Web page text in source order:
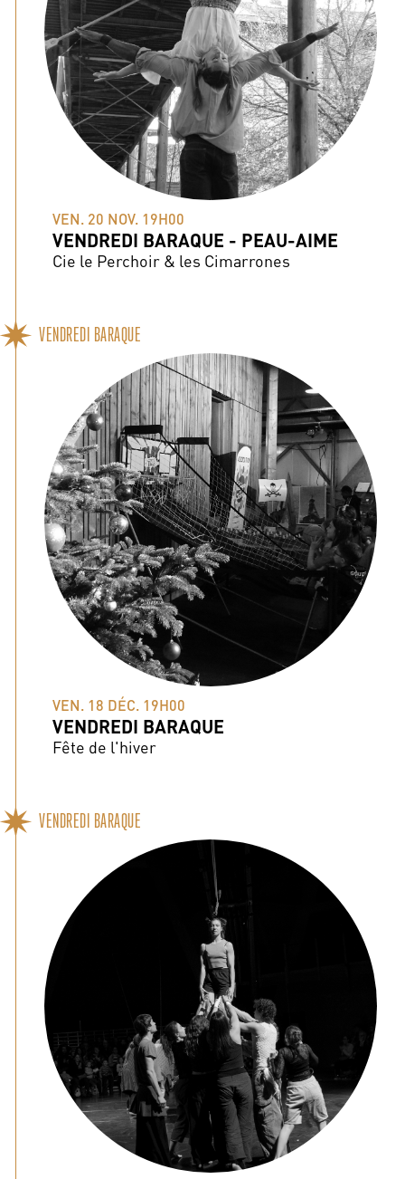
VEN. 20 NOV. 19H00
VENDREDI BARAQUE - PEAU-AIME
Cie le Perchoir & les Cimarrones
VENDREDI BARAQUE
VEN. 18 DÉC. 19H00
VENDREDI BARAQUE
Fête de l'hiver
VENDREDI BARAQUE